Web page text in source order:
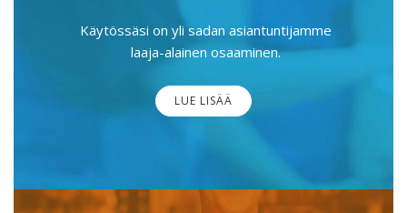
Käytössäsi on yli sadan asiantuntijamme
laaja-alainen osaaminen.
LUE LISÄÄ